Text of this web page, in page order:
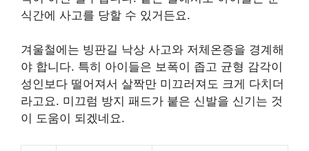
식간에 사고를 당할 수 있거든요.
겨울철에는 빙판길 낙상 사고와 저체온증을 경계해
야 합니다. 특히 아이들은 보폭이 좁고 균형 감각이
성인보다 떨어져서 살짝만 미끄러져도 크게 다치더
라고요. 미끄럼 방지 패드가 붙은 신발을 신기는 것
이 도움이 되겠네요.